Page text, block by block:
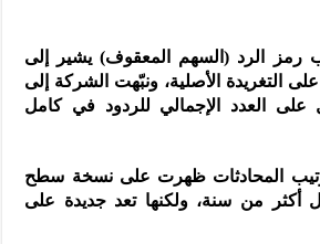
رمز الرد (السهم المعقوف) يشير إلى
التغريدة الأصلية، ونبّهت الشركة إلى
على العدد الإجمالي للردود في كامل
المحادثات ظهرت على نسخة سطح
أكثر من سنة، ولكنها تعد جديدة على